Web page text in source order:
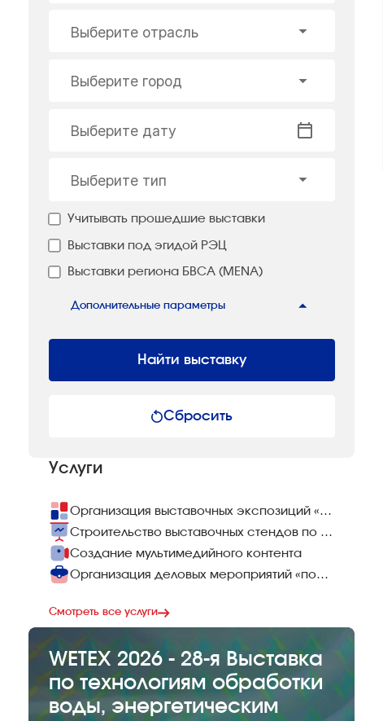
Выберите отрасль
Выберите город
Выберите дату
Выберите тип
Учитывать прошедшие выставки
Выставки под эгидой РЭЦ
Выставки региона БВСА (MENA)
Дополнительные параметры
Найти выставку
Сбросить
Услуги
Организация выставочных экспозиций «под ключ»
Строительство выставочных стендов по всему миру
Создание мультимедийного контента
Организация деловых мероприятий «под ключ»
Смотреть все услуги
WETEX 2026 - 28-я Выставка
по технологиям обработки
воды, энергетическим